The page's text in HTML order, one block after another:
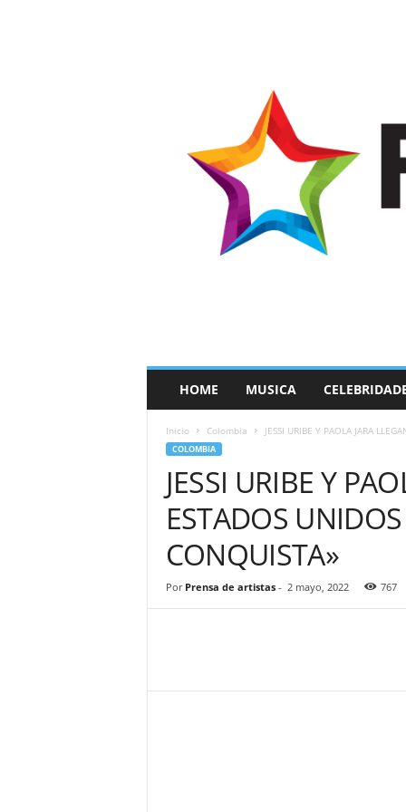
a
HOME MUSICA
Inicio Colombia JESSI URIBE Y PAOLA JARA
COLOMBIA
JESSI URIBE Y
ESTADOS
CONQUISTA»
Por Prensa de artistas- 2 mayo, 2022 767